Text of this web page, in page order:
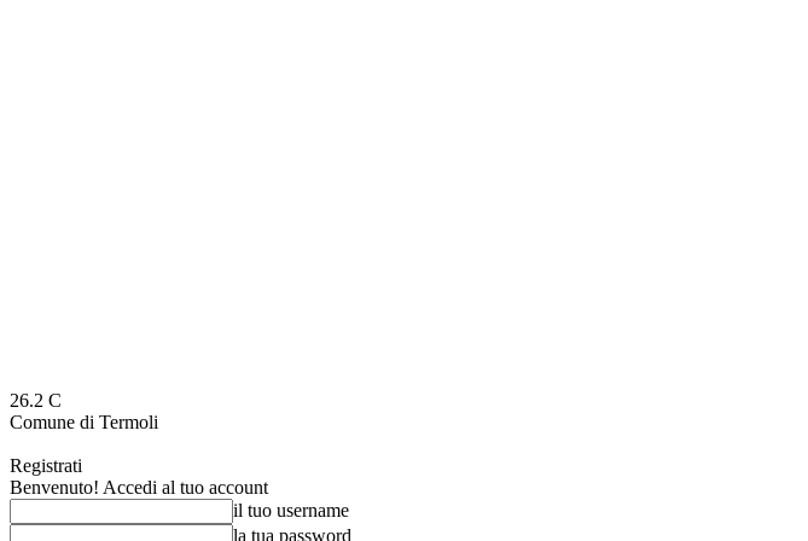
26.2 C
Comune di Termoli
Registrati
Benvenuto! Accedi al tuo account
il tuo username
la tua password